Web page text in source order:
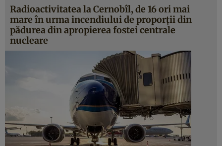
Radioactivitatea la Cernobîl, de 16 ori mai
mare în urma incendiului de proporţii din
pădurea din apropierea fostei centrale
nucleare